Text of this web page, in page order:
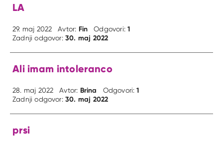
LA
29. maj 2022 Avtor: Fin Odgovori:1
Zadnji odgovor:30. maj 2022
Ali imam intoleranco
28. maj 2022 Avtor: Brina Odgovori:1
Zadnji odgovor:30. maj 2022
prsi